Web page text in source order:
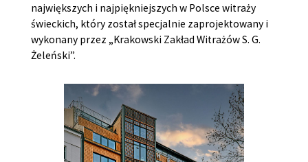
największych i najpiękniejszych w Polsce witraży
świeckich, który został specjalnie zaprojektowany i
wykonany przez „Krakowski Zakład Witrażów S. G.
Żeleński”.